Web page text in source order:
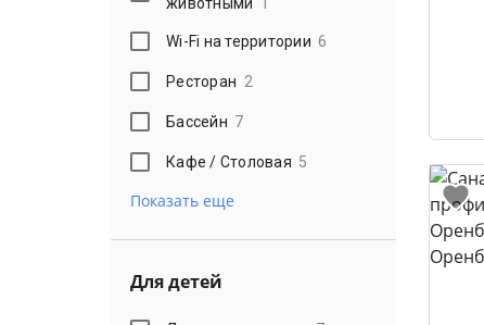
Wi-Fi на территории 6
Ресторан 2
Бассейн 7
Кафе / Столовая 5
Показать еще
Для детей